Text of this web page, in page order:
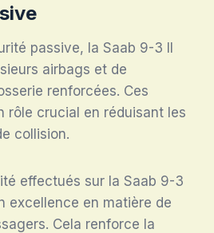
passive, la Saab 9-3 II
airbags et de
renforcées. Ces
rôle crucial en réduisant les
collision.
effectués sur la Saab 9-3
excellence en matière de
Cela renforce la